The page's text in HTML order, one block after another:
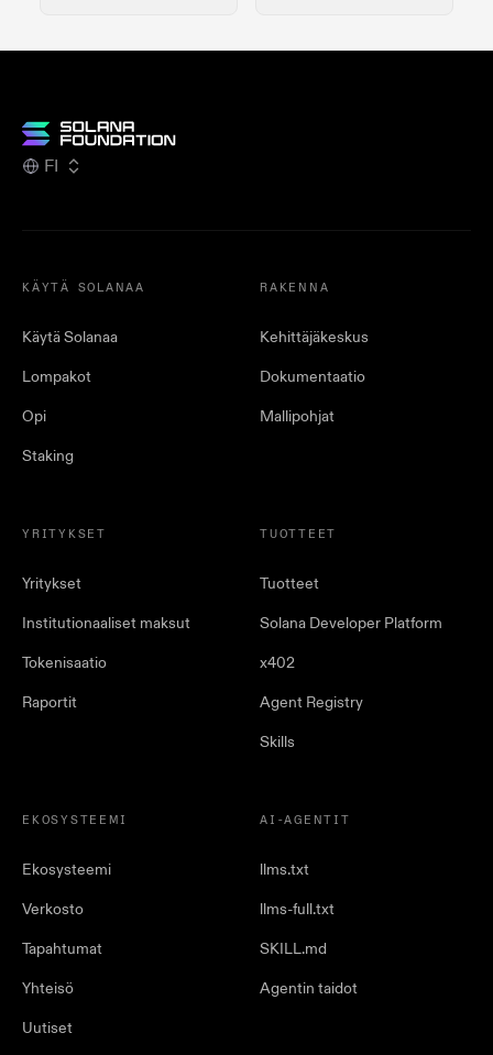
FI
KÄYTÄ SOLANAA
Käytä Solanaa
Lompakot
Opi
Staking
RAKENNA
Kehittäjäkeskus
Dokumentaatio
Mallipohjat
YRITYKSET
Yritykset
Institutionaaliset maksut
Tokenisaatio
Raportit
TUOTTEET
Tuotteet
Solana Developer Platform
x402
Agent Registry
Skills
EKOSYSTEEMI
Ekosysteemi
Verkosto
Tapahtumat
Yhteisö
Uutiset
AI-AGENTIT
llms.txt
llms-full.txt
SKILL.md
Agentin taidot